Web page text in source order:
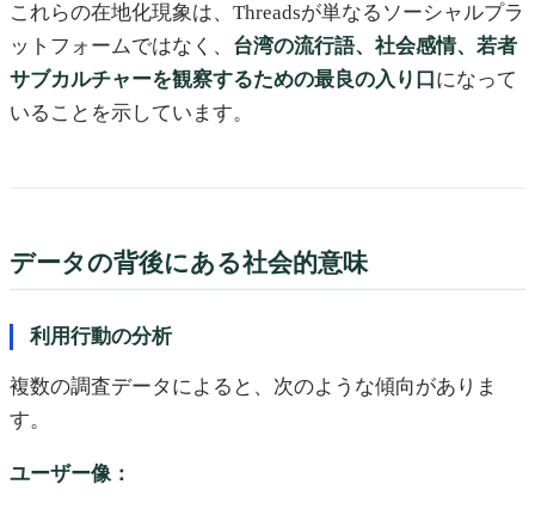
これらの在地化現象は、Threadsが単なるソーシャルプラ
ットフォームではなく、 台湾の流行語、社会感情、若者
サブカルチャーを観察するための最良の入り口 になって
いることを示しています。
データの背後にある社会的意味
利用行動の分析
複数の調査データによると、次のような傾向がありま
す。
ユーザー像：